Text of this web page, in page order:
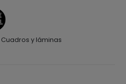
| Cuadros y láminas